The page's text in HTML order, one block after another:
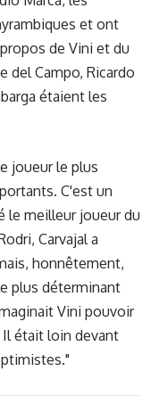
et ont
de Vini et du
del Campo, Ricardo
étaient les
joueur le plus
C'est un
le meilleur joueur du
Carvajal a
honnêtement,
plus déterminant
Vini pouvoir
était loin devant